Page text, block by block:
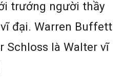
trướng người thầy
đại. Warren Buffett
Schloss là Walter vĩ